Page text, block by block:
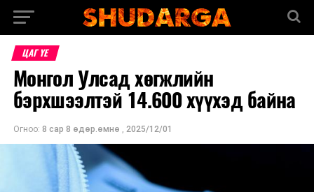
ЦАГ ҮЕ
Монгол Улсад хөгжлийн
бэрхшээлтэй 14.600 хүүхэд байна
Огноо: 8 сар 8 өдөр.өмнө , 2025/12/01